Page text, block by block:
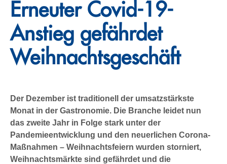
Erneuter Covid-19-
Anstieg gefährdet
Weihnachtsgeschäft
Der Dezember ist traditionell der umsatzstärkste
Monat in der Gastronomie. Die Branche leidet nun
das zweite Jahr in Folge stark unter der
Pandemieentwicklung und den neuerlichen Corona-
Maßnahmen – Weihnachtsfeiern wurden storniert,
Weihnachtsmärkte sind gefährdet und die